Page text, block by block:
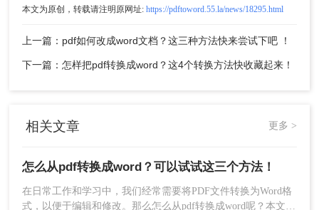
3、转换完成后点击立即下载即可。是不是很简单
供全面的PDF编辑和转换功能。这些软件通常支持
PDF文件。
本文为原创，转载请注明原网址: https://pdftoword.55.la/news/18295.html
上一篇：pdf如何改成word文档？这三种方法快来尝试下吧 ！
下一篇：怎样把pdf转换成word？这4个转换方法快收藏起来！
相关文章 更多 >
怎么从pdf转换成word？可以试试这三个方法！
在日常工作和学习中，我们经常需要将PDF文件转换为Word格
式，以便于编辑和修改。那么怎么从pdf转换成word呢？本文将